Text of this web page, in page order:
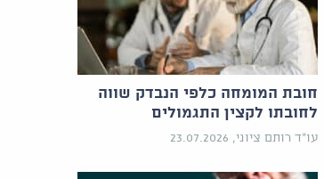
חובת המומחה כלפי הנבדק שווה
לחובתו לקצין התגמולים
עו"ד רותם ציוני, 23.07.2026